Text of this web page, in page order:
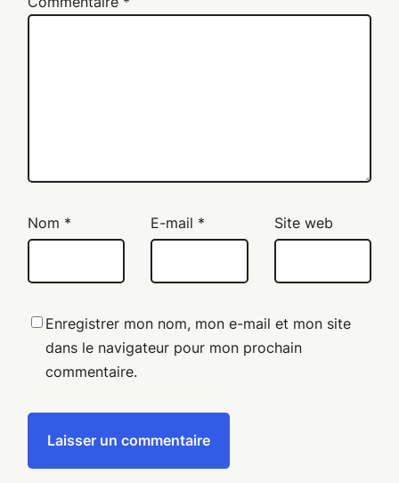
Nom * E-mail * Site web
Enregistrer mon nom, mon e-mail et mon site
dans le navigateur pour mon prochain
commentaire.